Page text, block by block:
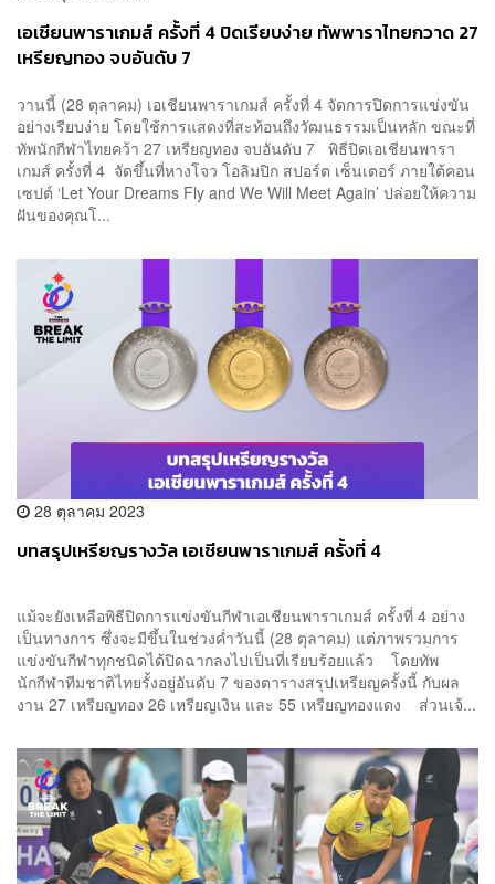
เอเชียนพาราเกมส์ ครั้งที่ 4 ปิดเรียบง่าย ทัพพาราไทยกวาด 27
เหรียญทอง จบอันดับ 7
วานนี้ (28 ตุลาคม) เอเชียนพาราเกมส์ ครั้งที่ 4 จัดการปิดการแข่งขัน
อย่างเรียบง่าย โดยใช้การแสดงที่สะท้อนถึงวัฒนธรรมเป็นหลัก ขณะที่
ทัพนักกีฬาไทยคว้า 27 เหรียญทอง จบอันดับ 7 พิธีปิดเอเชียนพารา
เกมส์ ครั้งที่ 4 จัดขึ้นที่หางโจว โอลิมปิก สปอร์ต เซ็นเตอร์ ภายใต้คอน
เซปต์ ‘Let Your Dreams Fly and We Will Meet Again’ ปล่อยให้ความ
ฝันของคุณโ...
28 ตุลาคม 2023
บทสรุปเหรียญรางวัล เอเชียนพาราเกมส์ ครั้งที่ 4
แม้จะยังเหลือพิธีปิดการแข่งขันกีฬาเอเชียนพาราเกมส์ ครั้งที่ 4 อย่าง
เป็นทางการ ซึ่งจะมีขึ้นในช่วงค่ำวันนี้ (28 ตุลาคม) แต่ภาพรวมการ
แข่งขันกีฬาทุกชนิดได้ปิดฉากลงไปเป็นที่เรียบร้อยแล้ว โดยทัพ
นักกีฬาทีมชาติไทยรั้งอยู่อันดับ 7 ของตารางสรุปเหรียญครั้งนี้ กับผล
งาน 27 เหรียญทอง 26 เหรียญเงิน และ 55 เหรียญทองแดง ส่วนเจ้...